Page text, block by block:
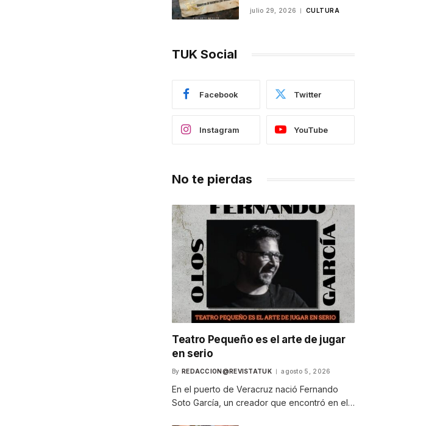
julio 29, 2026 CULTURA
TUK Social
Facebook Twitter
Instagram YouTube
No te pierdas
Teatro Pequeño es el arte de jugar
en serio
By REDACCION@REVISTATUK agosto 5, 2026
En el puerto de Veracruz nació Fernando
Soto García, un creador que encontró en el…